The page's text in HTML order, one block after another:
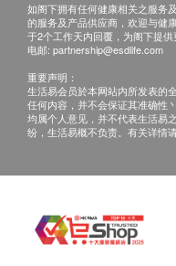
传染性疾病 重点项目
乙型肝炎表面抗原
丙型肝炎抗体
抗爱滋病抗体
梅毒抗体
3 基本项目
基本健康评估
（预约联
19926659807
当面讲解：需
（预约联
19926659807
如有争议，健康网购
如阁下拥有任何健康相关之服务
的服务及产品供应商，欢迎与健
于2个工作天内回覆，为阁下提供
电邮: partnership@esdlife.com
重要声明：
生活易会员於本网站内所发表的
任何内容，并不会保证其准确性
均属个人意见，并不代表生活易
纷，生活易概不负责。有关详情